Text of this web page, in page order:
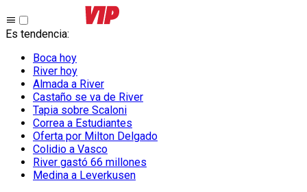
Es tendencia:
Boca hoy
River hoy
Almada a River
Castaño se va de River
Tapia sobre Scaloni
Correa a Estudiantes
Oferta por Milton Delgado
Colidio a Vasco
River gastó 66 millones
Medina a Leverkusen